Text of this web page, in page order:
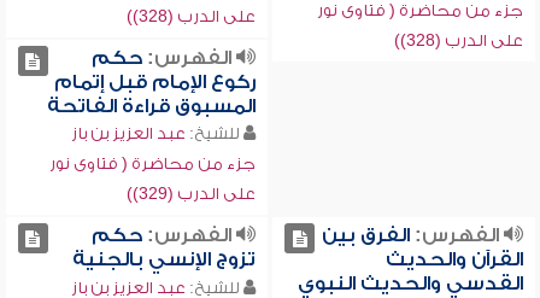
جزء من محاضرة ( فتاوى نور
على الدرب (328))
على الدرب (328))
الفهرس:حكم
ركوع الإمام قبل إتمام
المسبوق قراءة الفاتحة
للشيخ: عبد العزيز بن باز
جزء من محاضرة ( فتاوى نور
على الدرب (329))
الفهرس:الفرق بين
القرآن والحديث
القدسي والحديث النبوي
الفهرس:حكم
تزوج الإنسي بالجنية
للشيخ: عبد العزيز بن باز